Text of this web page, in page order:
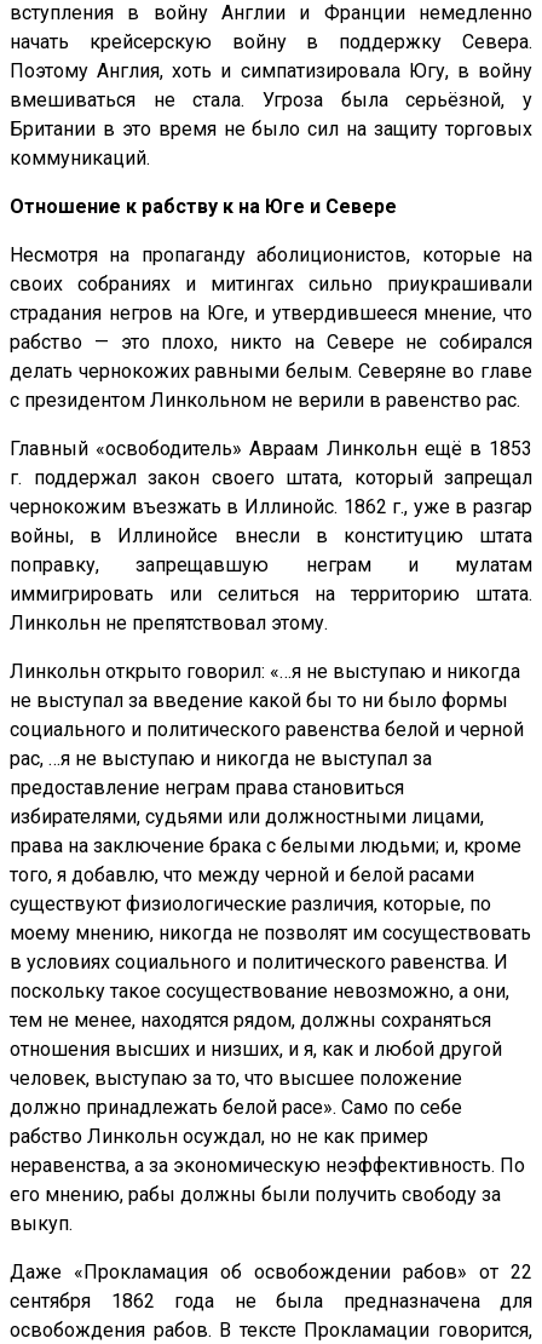
вступления в войну Англии и Франции немедленно
начать крейсерскую войну в поддержку Севера.
Поэтому Англия, хоть и симпатизировала Югу, в войну
вмешиваться не стала. Угроза была серьёзной, у
Британии в это время не было сил на защиту торговых
коммуникаций.
Отношение к рабству к на Юге и Севере
Несмотря на пропаганду аболиционистов, которые на
своих собраниях и митингах сильно приукрашивали
страдания негров на Юге, и утвердившееся мнение, что
рабство — это плохо, никто на Севере не собирался
делать чернокожих равными белым. Северяне во главе
с президентом Линкольном не верили в равенство рас.
Главный «освободитель» Авраам Линкольн ещё в 1853
г. поддержал закон своего штата, который запрещал
чернокожим въезжать в Иллинойс. 1862 г., уже в разгар
войны, в Иллинойсе внесли в конституцию штата
поправку, запрещавшую неграм и мулатам
иммигрировать или селиться на территорию штата.
Линкольн не препятствовал этому.
Линкольн открыто говорил: «…я не выступаю и никогда
не выступал за введение какой бы то ни было формы
социального и политического равенства белой и черной
рас, …я не выступаю и никогда не выступал за
предоставление неграм права становиться
избирателями, судьями или должностными лицами,
права на заключение брака с белыми людьми; и, кроме
того, я добавлю, что между черной и белой расами
существуют физиологические различия, которые, по
моему мнению, никогда не позволят им сосуществовать
в условиях социального и политического равенства. И
поскольку такое сосуществование невозможно, а они,
тем не менее, находятся рядом, должны сохраняться
отношения высших и низших, и я, как и любой другой
человек, выступаю за то, что высшее положение
должно принадлежать белой расе». Само по себе
рабство Линкольн осуждал, но не как пример
неравенства, а за экономическую неэффективность. По
его мнению, рабы должны были получить свободу за
выкуп.
Даже «Прокламация об освобождении рабов» от 22
сентября 1862 года не была предназначена для
освобождения рабов. В тексте Прокламации говорится,